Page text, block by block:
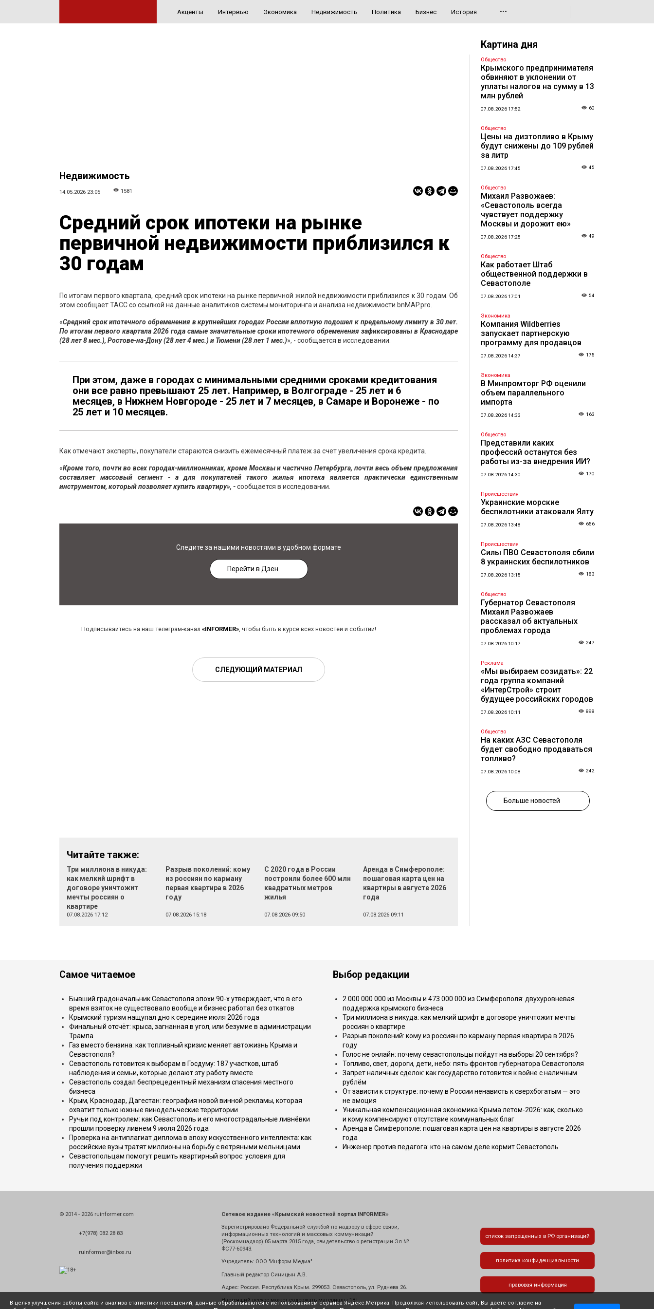
Акценты Интервью Экономика Недвижимость Политика Бизнес История •••
Недвижимость
14.05.2026 23:05 1581
Средний срок ипотеки на рынке
первичной недвижимости приблизился к
30 годам
По итогам первого квартала, средний срок ипотеки на рынке первичной жилой недвижимости приблизился к 30 годам. Об
этом сообщает ТАСС со ссылкой на данные аналитиков системы мониторинга и анализа недвижимости bnMAP.pro.
«Средний срок ипотечного обременения в крупнейших городах России вплотную подошел к предельному лимиту в 30 лет.
По итогам первого квартала 2026 года самые значительные сроки ипотечного обременения зафиксированы в Краснодаре
(28 лет 8 мес.), Ростове-на-Дону (28 лет 4 мес.) и Тюмени (28 лет 1 мес.)», - сообщается в исследовании.
При этом, даже в городах с минимальными средними сроками кредитования
они все равно превышают 25 лет. Например, в Волгограде - 25 лет и 6
месяцев, в Нижнем Новгороде - 25 лет и 7 месяцев, в Самаре и Воронеже - по
25 лет и 10 месяцев.
Как отмечают эксперты, покупатели стараются снизить ежемесячный платеж за счет увеличения срока кредита.
«Кроме того, почти во всех городах-миллионниках, кроме Москвы и частично Петербурга, почти весь объем предложения
составляет массовый сегмент - а для покупателей такого жилья ипотека является практически единственным
инструментом, который позволяет купить квартиру», -сообщается в исследовании.
Следите за нашими новостями в удобном формате
Перейти в Дзен
Подписывайтесь на наш телеграм-канал «INFORMER», чтобы быть в курсе всех новостей и событий!
СЛЕДУЮЩИЙ МАТЕРИАЛ
Читайте также:
Три миллиона в никуда:
как мелкий шрифт в
договоре уничтожит
мечты россиян о
квартире
07.08.2026 17:12
Разрыв поколений: кому
из россиян по карману
первая квартира в 2026
году
07.08.2026 15:18
С 2020 года в России
построили более 600 млн
квадратных метров
жилья
07.08.2026 09:50
Аренда в Симферополе:
пошаговая карта цен на
квартиры в августе 2026
года
07.08.2026 09:11
Картина дня
Общество
Крымского предпринимателя
обвиняют в уклонении от
уплаты налогов на сумму в 13
млн рублей
07.08.2026 17:52 60
Общество
Цены на дизтопливо в Крыму
будут снижены до 109 рублей
за литр
07.08.2026 17:45 45
Общество
Михаил Развожаев:
«Севастополь всегда
чувствует поддержку
Москвы и дорожит ею»
07.08.2026 17:25 49
Общество
Как работает Штаб
общественной поддержки в
Севастополе
07.08.2026 17:01 54
Экономика
Компания Wildberries
запускает партнерскую
программу для продавцов
07.08.2026 14:37 175
Экономика
В Минпромторг РФ оценили
объем параллельного
импорта
07.08.2026 14:33 163
Общество
Представили каких
профессий останутся без
работы из-за внедрения ИИ?
07.08.2026 14:30 170
Происшествия
Украинские морские
беспилотники атаковали Ялту
07.08.2026 13:48 656
Происшествия
Силы ПВО Севастополя сбили
8 украинских беспилотников
07.08.2026 13:15 183
Общество
Губернатор Севастополя
Михаил Развожаев
рассказал об актуальных
проблемах города
07.08.2026 10:17 247
Реклама
«Мы выбираем созидать»: 22
года группа компаний
«ИнтерСтрой» строит
будущее российских городов
07.08.2026 10:11 898
Общество
На каких АЗС Севастополя
будет свободно продаваться
топливо?
07.08.2026 10:08 242
Больше новостей
Самое читаемое
Бывший градоначальник Севастополя эпохи 90-х утверждает, что в его
время взяток не существовало вообще и бизнес работал без откатов
Крымский туризм нащупал дно к середине июля 2026 года
Финальный отсчёт: крыса, загнанная в угол, или безумие в администрации
Трампа
Газ вместо бензина: как топливный кризис меняет автожизнь Крыма и
Севастополя?
Севастополь готовится к выборам в Госдуму: 187 участков, штаб
наблюдения и семьи, которые делают эту работу вместе
Севастополь создал беспрецедентный механизм спасения местного
бизнеса
Крым, Краснодар, Дагестан: география новой винной рекламы, которая
охватит только южные винодельческие территории
Ручьи под контролем: как Севастополь и его многострадальные ливнёвки
прошли проверку ливнем 9 июля 2026 года
Проверка на антиплагиат диплома в эпоху искусственного интеллекта: как
российские вузы тратят миллионы на борьбу с ветряными мельницами
Севастопольцам помогут решить квартирный вопрос: условия для
получения поддержки
Выбор редакции
2 000 000 000 из Москвы и 473 000 000 из Симферополя: двухуровневая
поддержка крымского бизнеса
Три миллиона в никуда: как мелкий шрифт в договоре уничтожит мечты
россиян о квартире
Разрыв поколений: кому из россиян по карману первая квартира в 2026
году
Голос не онлайн: почему севастопольцы пойдут на выборы 20 сентября?
Топливо, свет, дороги, дети, небо: пять фронтов губернатора Севастополя
Запрет наличных сделок: как государство готовится к войне с наличным
рублём
От зависти к структуре: почему в России ненависть к сверхбогатым — это
не эмоция
Уникальная компенсационная экономика Крыма летом-2026: как, сколько
и кому компенсируют отсутствие коммунальных благ
Аренда в Симферополе: пошаговая карта цен на квартиры в августе 2026
года
Инженер против педагога: кто на самом деле кормит Севастополь
© 2014 - 2026 ruinformer.com
+7(978) 082 28 83
ruinformer@inbox.ru
Сетевое издание «Крымский новостной портал INFORMER»
Зарегистрировано Федеральной службой по надзору в сфере связи,
информационных технологий и массовых коммуникаций
(Роскомнадзор) 05 марта 2015 года, свидетельство о регистрации Эл №
ФС77-60943.
Учредитель: ООО "Информ Медиа"
Главный редактор Синицын А.В.
Адрес: Россия. Республика Крым. 299053. Севастополь, ул. Руднева 26.
Настоящий ресурс может содержать материалы 18+
список запрещенных в РФ организаций
политика конфиденциальности
правовая информация
В целях улучшения работы сайта и анализа статистики посещений, данные обрабатываются с использованием сервиса Яндекс.Метрика. Продолжая использовать сайт, Вы даете согласие на